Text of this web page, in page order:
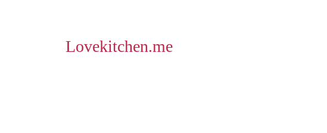
Lovekitchen.me